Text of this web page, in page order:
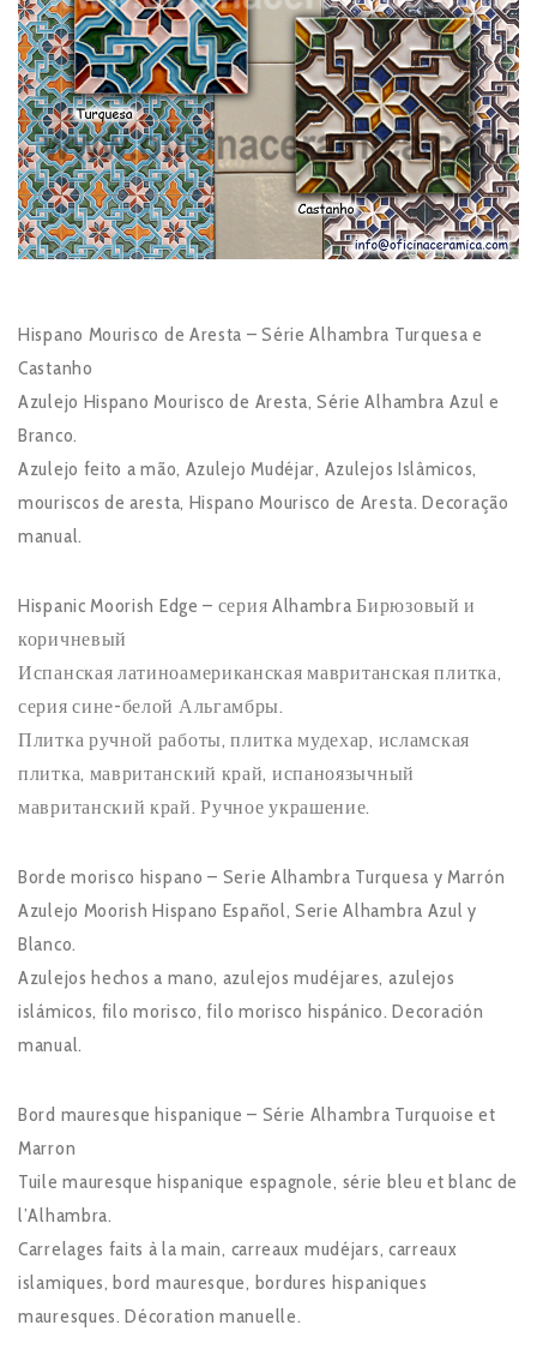
Hispano Mourisco de Aresta – Série Alhambra Turquesa e
Castanho
Azulejo Hispano Mourisco de Aresta, Série Alhambra Azul e
Branco.
Azulejo feito a mão, Azulejo Mudéjar, Azulejos Islâmicos,
mouriscos de aresta, Hispano Mourisco de Aresta. Decoração
manual.
Hispanic Moorish Edge – серия Alhambra Бирюзовый и
коричневый
Испанская латиноамериканская мавританская плитка,
серия сине-белой Альгамбры.
Плитка ручной работы, плитка мудехар, исламская
плитка, мавританский край, испаноязычный
мавританский край. Ручное украшение.
Borde morisco hispano – Serie Alhambra Turquesa y Marrón
Azulejo Moorish Hispano Español, Serie Alhambra Azul y
Blanco.
Azulejos hechos a mano, azulejos mudéjares, azulejos
islámicos, filo morisco, filo morisco hispánico. Decoración
manual.
Bord mauresque hispanique – Série Alhambra Turquoise et
Marron
Tuile mauresque hispanique espagnole, série bleu et blanc de
l’Alhambra.
Carrelages faits à la main, carreaux mudéjars, carreaux
islamiques, bord mauresque, bordures hispaniques
mauresques. Décoration manuelle.